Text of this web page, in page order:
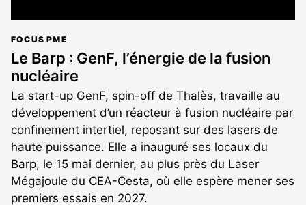
FOCUS PME
Le Barp : GenF, l’énergie de la fusion
nucléaire
La start-up GenF, spin-off de Thalès, travaille au
développement d’un réacteur à fusion nucléaire par
confinement intertiel, reposant sur des lasers de
haute puissance. Elle a inauguré ses locaux du
Barp, le 15 mai dernier, au plus près du Laser
Mégajoule du CEA-Cesta, où elle espère mener ses
premiers essais en 2027.